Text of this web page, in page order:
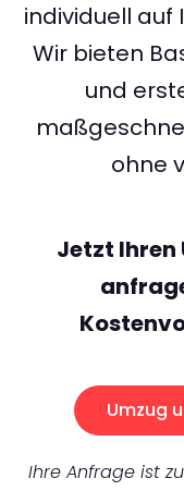
individuell auf
Wir bieten
und
ohne
Jetzt Ihren
Umzug
Ihre Anfrage ist